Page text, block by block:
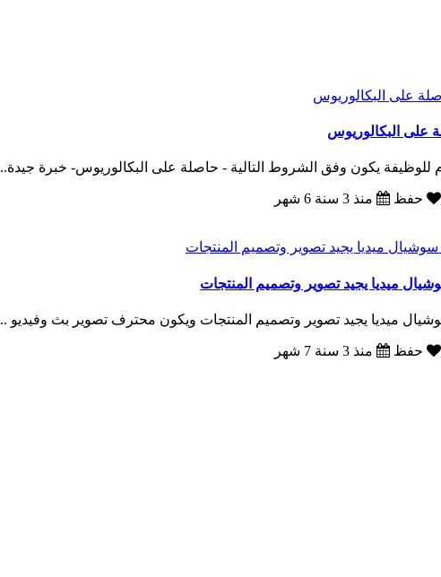
البكالوريوس
يكون وفق الشروط التالية - حاصلة على البكالوريوس- خبرة جيدة..
حفظ منذ 3 سنة 6 شهر
ميديا يجيد تصوير وتصميم المنتجات
ميديا يجيد تصوير وتصميم المنتجات ويكون محترف تصوير بث وفيديو ..
حفظ منذ 3 سنة 7 شهر